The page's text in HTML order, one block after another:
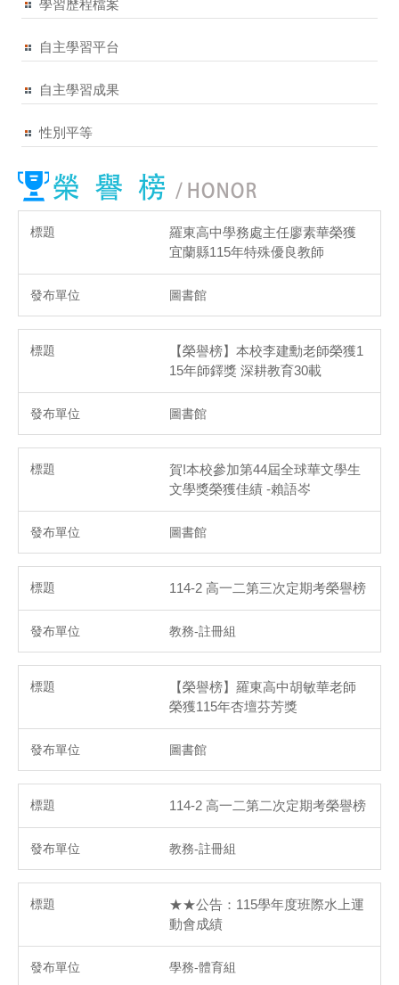
學習歷程檔案
自主學習平台
自主學習成果
性別平等
羅東高中學務處主任廖素華榮獲
宜蘭縣115年特殊優良教師
圖書館
【榮譽榜】本校李建勳老師榮獲1
15年師鐸獎 深耕教育30載
圖書館
賀!本校參加第44屆全球華文學生
文學獎榮獲佳績 -賴語岑
圖書館
114-2 高一二第三次定期考榮譽榜
教務-註冊組
【榮譽榜】羅東高中胡敏華老師
榮獲115年杏壇芬芳獎
圖書館
114-2 高一二第二次定期考榮譽榜
教務-註冊組
★★公告：115學年度班際水上運
動會成績
學務-體育組